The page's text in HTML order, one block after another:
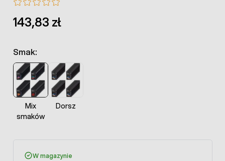
143,83 zł
Smak:
Mix
smaków
Dorsz
W magazynie